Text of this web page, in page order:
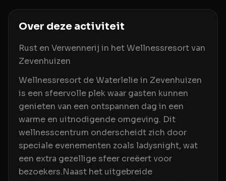
Over deze activiteit
Rust en Verwennerij in het Wellnessresort van
Zevenhuizen
Wellnessresort de Waterlelie in Zevenhuizen
is een sfeervolle plek waar gasten kunnen
genieten van een ontspannen dag in een
warme en uitnodigende omgeving. Dit
wellnesscentrum onderscheidt zich door
speciale evenementen zoals ladysnight, wat
een extra gezellige sfeer creëert voor
bezoekers.Naast het uitgebreide